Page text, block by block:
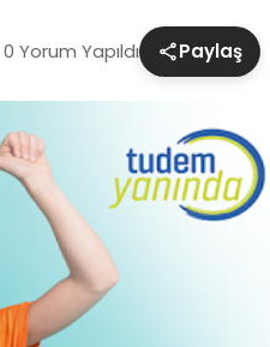
0 Yorum Yapıldı Paylaş